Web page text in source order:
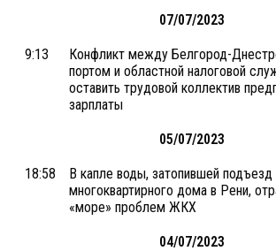
07/07/2023
9:13
Конфликт между Белгород-
портом и областной налоговой
оставить трудовой коллектив
зарплаты
05/07/2023
18:58
В капле воды, затопившей подъезд
многоквартирного дома в Рени,
«море» проблем ЖКХ
04/07/2023